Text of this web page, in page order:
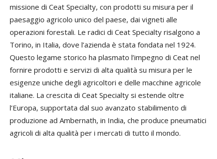
missione di Ceat Specialty, con prodotti su misura per il
paesaggio agricolo unico del paese, dai vigneti alle
operazioni forestali. Le radici di Ceat Specialty risalgono a
Torino, in Italia, dove l’azienda è stata fondata nel 1924.
Questo legame storico ha plasmato l’impegno di Ceat nel
fornire prodotti e servizi di alta qualità su misura per le
esigenze uniche degli agricoltori e delle macchine agricole
italiane. La crescita di Ceat Specialty si estende oltre
l’Europa, supportata dal suo avanzato stabilimento di
produzione ad Ambernath, in India, che produce pneumatici
agricoli di alta qualità per i mercati di tutto il mondo.